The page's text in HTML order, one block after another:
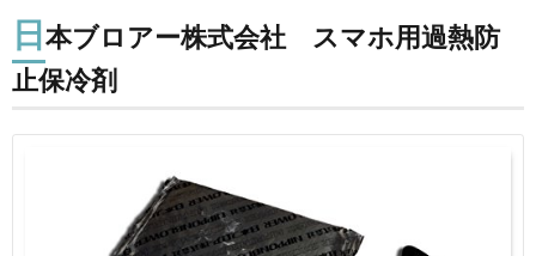
日 本ブロアー株式会社 スマホ用過熱防
止保冷剤